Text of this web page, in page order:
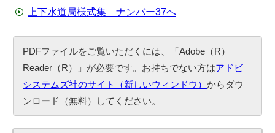
上下水道局様式集 ナンバー37へ
PDFファイルをご覧いただくには、「Adobe（R）
Reader（R）」が必要です。お持ちでない方はアドビ
システムズ社のサイト（新しいウィンドウ）からダウ
ンロード（無料）してください。